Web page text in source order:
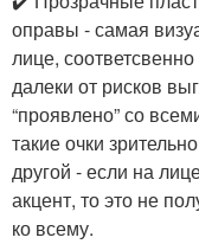
оправы - самая
лице,
далеки от рисков
“проявлено” со
такие очки
другой - если на
акцент, то это не
ко всему.